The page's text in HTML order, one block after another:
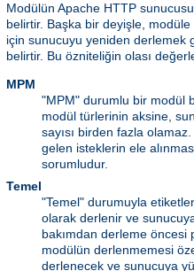
Modülün Apache HTTP
belirtir. Başka bir deyişle,
için sunucuyu yeniden derlemek
belirtir. Bu özniteliğin olası
MPM
"MPM" durumlu bir modül
modül türlerinin aksine,
sayısı birden fazla
gelen isteklerin ele
sorumludur.
Temel
"Temel" durumuyla
olarak derlenir ve
bakımdan derleme öncesi
modülün derlenmemesi
derlenecek ve sunucuya